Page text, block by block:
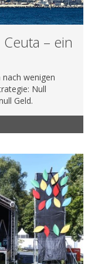
– ein
wenigen
Null
Geld.